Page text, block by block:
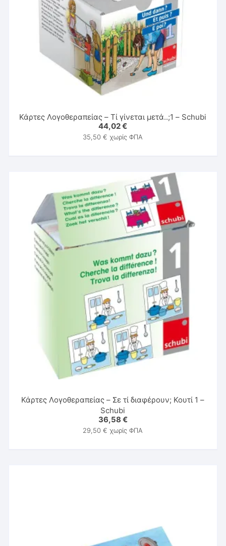
Κάρτες Λογοθεραπείας – Τί γίνεται μετά..;1 – Schubi
44,02€
35,50€ χωρίς ΦΠΑ
Κάρτες Λογοθεραπείας – Σε τί διαφέρουν; Κουτί 1 –
Schubi
36,58 €
29,50€ χωρίς ΦΠΑ